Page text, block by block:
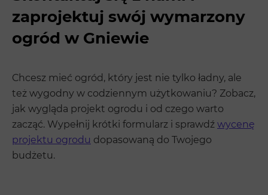
zaprojektuj swój wymarzony
ogród w Gniewie
Chcesz mieć ogród, który jest nie tylko ładny, ale
też wygodny w codziennym użytkowaniu? Zobacz,
jak wygląda projekt ogrodu i od czego warto
zacząć. Wypełnij krótki formularz i sprawdź wycenę
projektu ogrodu dopasowaną do Twojego
budżetu.